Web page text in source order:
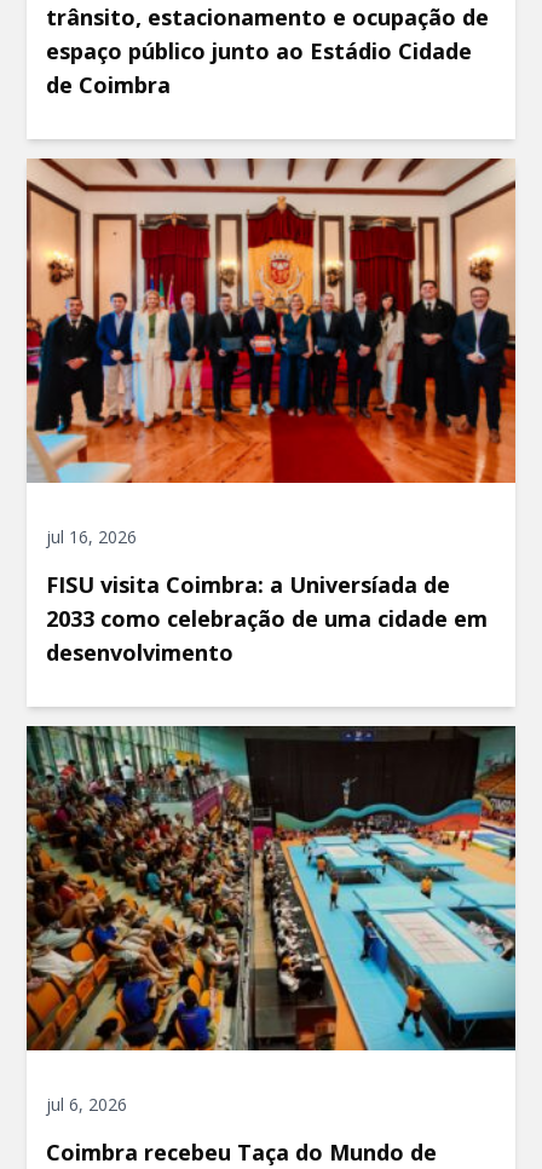
trânsito, estacionamento e ocupação de
espaço público junto ao Estádio Cidade
de Coimbra
jul 16, 2026
FISU visita Coimbra: a Universíada de
2033 como celebração de uma cidade em
desenvolvimento
jul 6, 2026
Coimbra recebeu Taça do Mundo de